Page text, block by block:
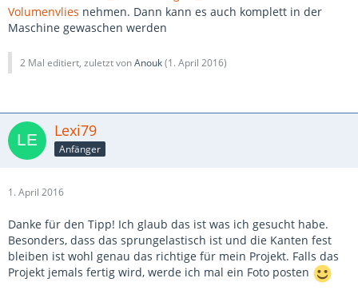
Volumenvlies nehmen. Dann kann es auch komplett in der
Maschine gewaschen werden
2 Mal editiert, zuletzt vonAnouk(1. April 2016)
Lexi79
Anfänger
1. April 2016
Danke für den Tipp! Ich glaub das ist was ich gesucht habe.
Besonders, dass das sprungelastisch ist und die Kanten fest
bleiben ist wohl genau das richtige für mein Projekt. Falls das
Projekt jemals fertig wird, werde ich mal ein Foto posten